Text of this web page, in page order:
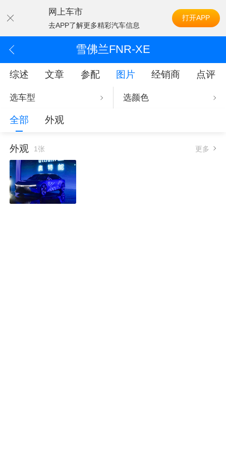
网上车市
去APP了解更多精彩汽车信息
打开APP
雪佛兰FNR-XE
综述 文章 参配 图片 经销商 点评
选车型 选颜色
全部 外观
外观 1张 更多